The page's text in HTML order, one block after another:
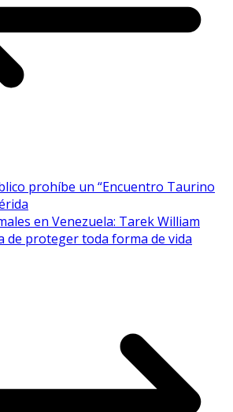
prohíbe un “Encuentro Taurino
en Venezuela: Tarek William
de proteger toda forma de vida